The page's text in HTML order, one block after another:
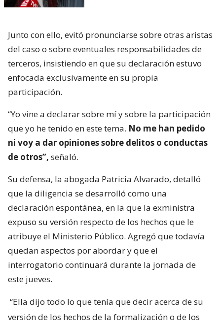
Junto con ello, evitó pronunciarse sobre otras aristas
del caso o sobre eventuales responsabilidades de
terceros, insistiendo en que su declaración estuvo
enfocada exclusivamente en su propia
participación.
“Yo vine a declarar sobre mí y sobre la participación
que yo he tenido en este tema. No me han pedido
ni voy a dar opiniones sobre delitos o conductas
de otros”, señaló.
Su defensa, la abogada Patricia Alvarado, detalló
que la diligencia se desarrolló como una
declaración espontánea, en la que la exministra
expuso su versión respecto de los hechos que le
atribuye el Ministerio Público. Agregó que todavía
quedan aspectos por abordar y que el
interrogatorio continuará durante la jornada de
este jueves.
“Ella dijo todo lo que tenía que decir acerca de su
versión de los hechos de la formalización o de los